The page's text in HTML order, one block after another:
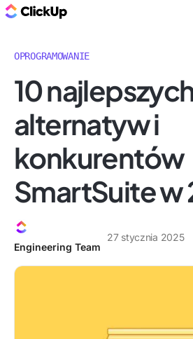
OPROGRAMOWANIE
10
alternatyw i
konkurentów
SmartSuite w
Engineering Team
27 stycznia 2025